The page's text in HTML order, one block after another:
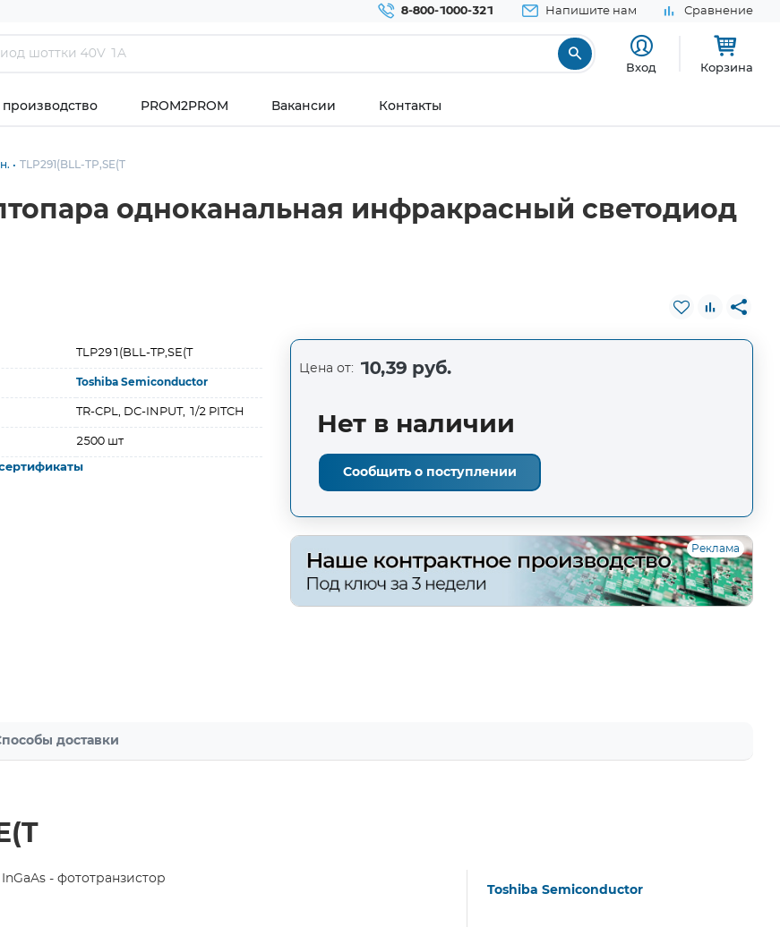
8-800-1000-321 Напишите нам Сравнение
Вход Корзина
PROM2PROM Вакансии Контакты
TLP291(BLL-TP,SE(T
одноканальная инфракрасный светодиод
TLP291(BLL-TP,SE(T
Toshiba Semiconductor
TR-CPL, DC-INPUT, 1/2 PITCH
2500 шт
Цена от: 10,39 руб.
Нет в наличии
Сообщить о поступлении
Реклама
доставки
- фототранзистор
Toshiba Semiconductor